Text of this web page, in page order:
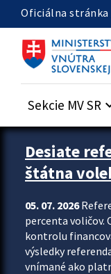
Preskocit na hlavný
Oficiálna stránka
Sekcie MV SR
Zastavit automatický
Desiate
štátna
05. 07. 2026
percenta voličov.
kontrolu
výsledky
vnímané ako